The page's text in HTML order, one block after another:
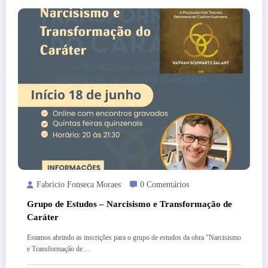
Fabricio Fonseca Moraes 0 Comentários
Grupo de Estudos – Narcisismo e Transformação de
Caráter
Estamos abrindo as inscrições para o grupo de estudos da obra "Narcisismo
e Transformação de…